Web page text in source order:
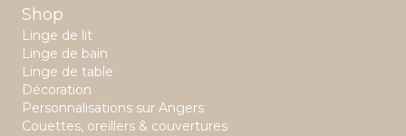
Shop
Linge de lit
Linge de bain
Linge de table
Décoration
Personnalisations sur Angers
Couettes, oreillers & couvertures